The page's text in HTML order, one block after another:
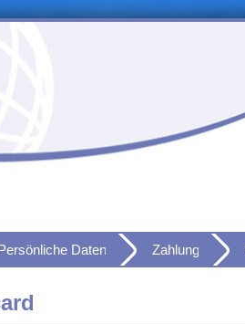
Daten Zahlung